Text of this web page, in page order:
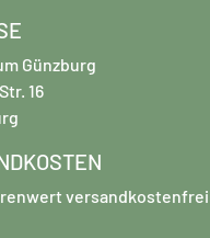
Günzburg
16